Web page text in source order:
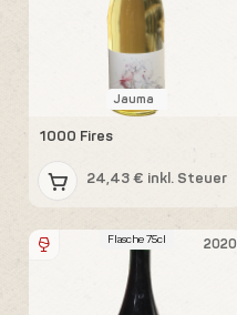
Jauma
1000 Fires
24,43 € inkl. Steuer
2020
Flasche 75cl